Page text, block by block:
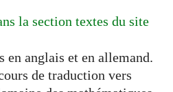
la section textes du site
en anglais et en allemand.
de traduction vers